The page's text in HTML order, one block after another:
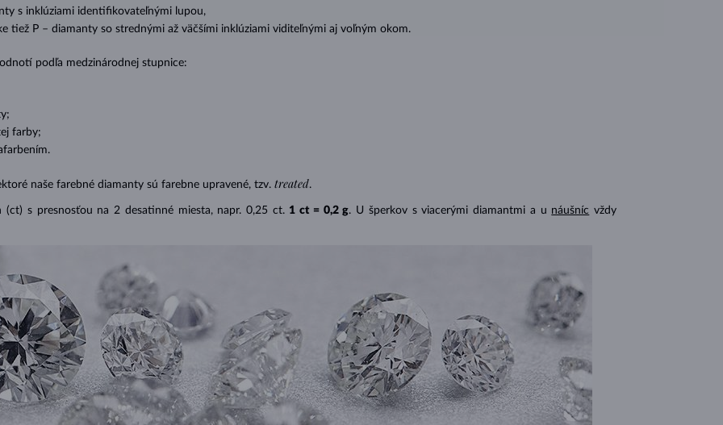
s inklúziami identifikovateľnými lupou,
tiež P – diamanty so strednými až väčšími inklúziami viditeľnými aj voľným okom.
podľa medzinárodnej stupnice:
farby;
naše farebné diamanty sú farebne upravené, tzv. treated.
(ct) s presnosťou na 2 desatinné miesta, napr. 0,25 ct. 1 ct = 0,2 g. U šperkov s viacerými diamantmi a u náušníc vždy